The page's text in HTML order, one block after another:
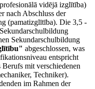
vidējā izglītība)
nach Abschluss der
(pamatizglītība). Die 3,5 -
Sekundarschulbildung
abgeschlossen, was
entspricht
mit verschiedenen
Techniker).
im Rahmen der